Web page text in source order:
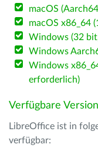
macOS
macOS x86_64
Windows (32
Windows
Windows
erforderlich)
Verfügbare
LibreOffice ist in
verfügbar: